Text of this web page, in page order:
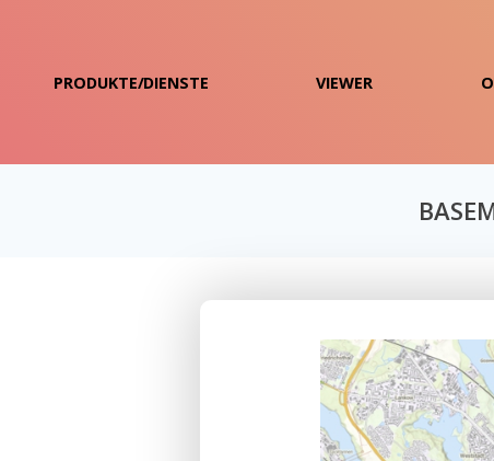
PRODUKTE/DIENSTE VIEWER